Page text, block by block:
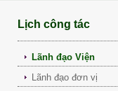
Lịch công tác
Lãnh đạo Viện
Lãnh đạo đơn vị